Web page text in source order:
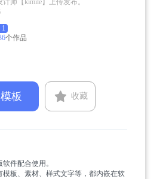
师【kimile】上传发布。
个作品
板 收藏
件配合使用。
模板、素材、样式文字等，都内嵌在软